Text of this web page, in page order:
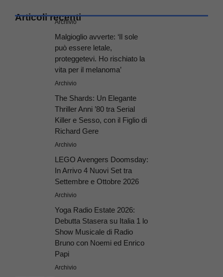
Articoli recenti
Archivio
Malgioglio avverte: ‘Il sole
può essere letale,
proteggetevi. Ho rischiato la
vita per il melanoma’
Archivio
The Shards: Un Elegante
Thriller Anni ’80 tra Serial
Killer e Sesso, con il Figlio di
Richard Gere
Archivio
LEGO Avengers Doomsday:
In Arrivo 4 Nuovi Set tra
Settembre e Ottobre 2026
Archivio
Yoga Radio Estate 2026:
Debutta Stasera su Italia 1 lo
Show Musicale di Radio
Bruno con Noemi ed Enrico
Papi
Archivio